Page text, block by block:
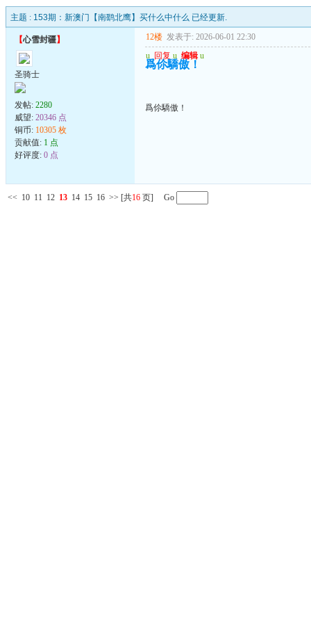
主题 : 153期：新澳门【南鹞北鹰】买什么中什么 已经更新.
【心雪封疆】
圣骑士
发帖: 2280
威望: 20346 点
铜币: 10305 枚
贡献值: 1 点
好评度: 0 点
12楼 发表于: 2026-06-01 22:30
u 回复 u 编辑 u
爲伱驕傲！
爲伱驕傲！
<< 10 11 12 13 14 15 16 >> [共16 页] Go